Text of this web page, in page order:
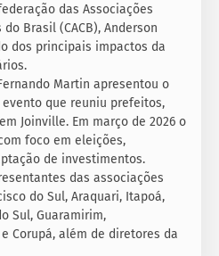
das Associações
Brasil (CACB), Anderson
dos principais impactos da
Martin apresentou o
evento que reuniu prefeitos,
Joinville. Em março de 2026 o
foco em eleições,
de investimentos.
das associações
do Sul, Araquari, Itapoá,
Sul, Guaramirim,
Corupá, além de diretores da